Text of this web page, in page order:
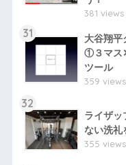
381 views
31
大谷翔平
①３マス
ツール
359 views
32
ライザッ
ない洗礼
355 views